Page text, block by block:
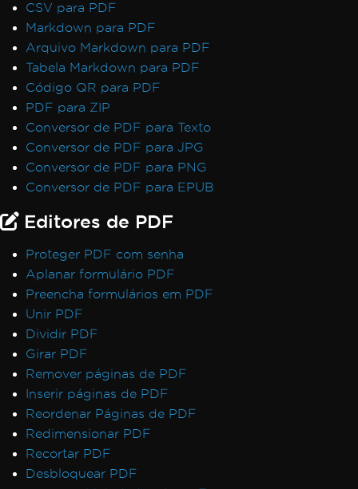
CSV para PDF
Markdown para PDF
Arquivo Markdown para PDF
Tabela Markdown para PDF
Código QR para PDF
PDF para ZIP
Conversor de PDF para Texto
Conversor de PDF para JPG
Conversor de PDF para PNG
Conversor de PDF para EPUB
Editores de PDF
Proteger PDF com senha
Aplanar formulário PDF
Preencha formulários em PDF
Unir PDF
Dividir PDF
Girar PDF
Remover páginas de PDF
Inserir páginas de PDF
Reordenar Páginas de PDF
Redimensionar PDF
Recortar PDF
Desbloquear PDF